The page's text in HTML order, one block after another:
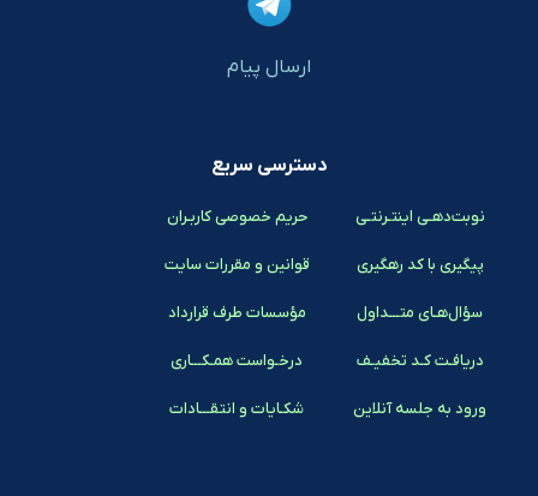
ارسال پیام
دسترسی سریع
نوبت‌دهـی اینتـرنتـی
پیگیری با کد رهگیری
سؤال‌هـای متـــداول
دریافـت کـد تخفیـف
ورود به جلسه آنلاین
حریم خصوصی کاربـران
قوانین و مقررات سایت
مؤسسات طرف قرارداد
درخـواست همـکـــاری
شکـایات و انتقـــادات